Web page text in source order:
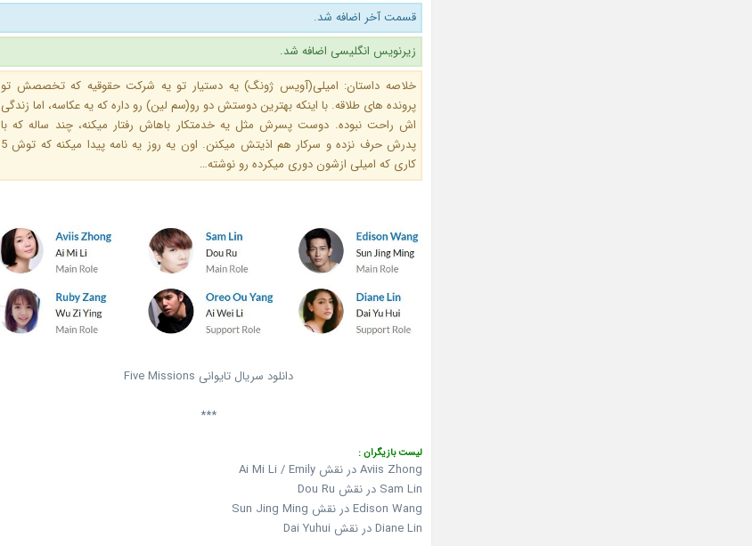
قسمت آخر اضافه شد.
زیرنویس انگلیسی اضافه شد.
خلاصه داستان: امیلی(آویس ژونگ) یه دستیار تو یه شرکت حقوقیه که تخصصش تو
پرونده های طلاقه. با اینکه بهترین دوستش دو رو(سم لین) رو داره که یه عکاسه، اما زندگی
اش راحت نبوده. دوست پسرش مثل یه خدمتکار باهاش رفتار میکنه، چند ساله که با
پدرش حرف نزده و سرکار هم اذیتش میکنن. اون یه روز یه نامه پیدا میکنه که توش 5
کاری که امیلی ازشون دوری میکرده رو نوشته…
دانلود سریال تایوانی Five Missions
***
لیست بازیگران :
Aviis Zhong در نقش Ai Mi Li / Emily
Sam Lin در نقش Dou Ru
Edison Wang در نقش Sun Jing Ming
Diane Lin در نقش Dai Yuhui